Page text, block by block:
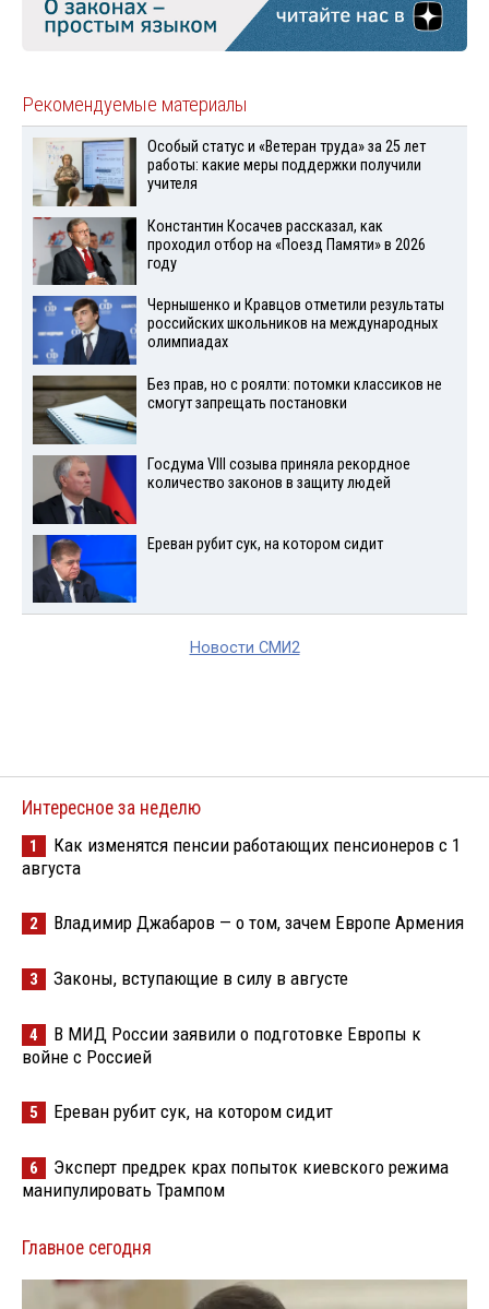
Рекомендуемые материалы
Особый статус и «Ветеран труда» за 25 лет
работы: какие меры поддержки получили
учителя
Константин Косачев рассказал, как
проходил отбор на «Поезд Памяти» в 2026
году
Чернышенко и Кравцов отметили результаты
российских школьников на международных
олимпиадах
Без прав, но с роялти: потомки классиков не
смогут запрещать постановки
Госдума VIII созыва приняла рекордное
количество законов в защиту людей
Ереван рубит сук, на котором сидит
Новости СМИ2
Интересное за неделю
1
Как изменятся пенсии работающих пенсионеров с 1
августа
2 Владимир Джабаров — о том, зачем Европе Армения
3 Законы, вступающие в силу в августе
4
В МИД России заявили о подготовке Европы к
войне с Россией
5 Ереван рубит сук, на котором сидит
6
Эксперт предрек крах попыток киевского режима
манипулировать Трампом
Главное сегодня